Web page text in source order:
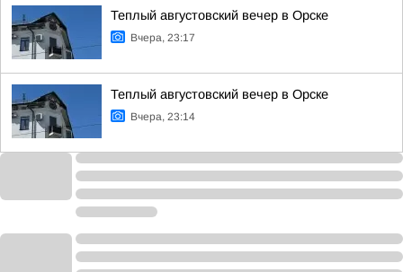
Теплый августовский вечер в Орске
Вчера, 23:17
Теплый августовский вечер в Орске
Вчера, 23:14